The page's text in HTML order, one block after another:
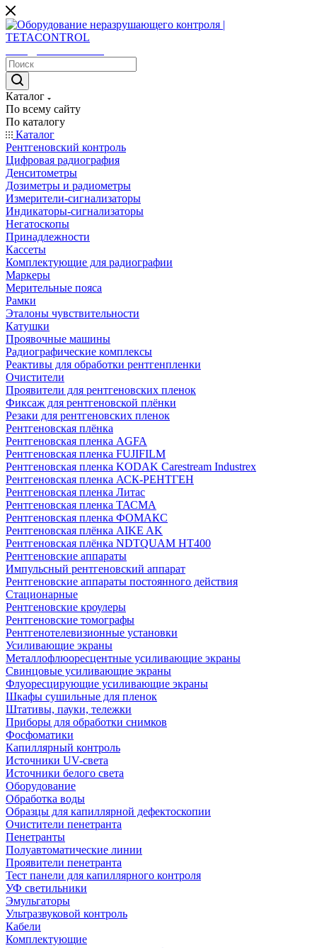
Каталог
По всему сайту
По каталогу
Каталог
Рентгеновский контроль
Цифровая радиография
Денситометры
Дозиметры и радиометры
Измерители-сигнализаторы
Индикаторы-сигнализаторы
Негатоскопы
Принадлежности
Кассеты
Комплектующие для радиографии
Маркеры
Мерительные пояса
Рамки
Эталоны чувствительности
Катушки
Проявочные машины
Радиографические комплексы
Реактивы для обработки рентгенпленки
Очистители
Проявители для рентгеновских пленок
Фиксаж для рентгеновской плёнки
Резаки для рентгеновских пленок
Рентгеновская плёнка
Рентгеновская пленка AGFA
Рентгеновская пленка FUJIFILM
Рентгеновская пленка KODAK Carestream Industrex
Рентгеновская пленка АСК-РЕНТГЕН
Рентгеновская пленка Литас
Рентгеновская пленка ТАСМА
Рентгеновская пленка ФОМАКС
Рентгеновская плёнка AIKE AK
Рентгеновская плёнка NDTQUAM HT400
Рентгеновские аппараты
Импульсный рентгеновский аппарат
Рентгеновские аппараты постоянного действия
Стационарные
Рентгеновские кроулеры
Рентгеновские томографы
Рентгенотелевизионные установки
Усиливающие экраны
Металлофлюоресцентные усиливающие экраны
Свинцовые усиливающие экраны
Флуоресцирующие усиливающие экраны
Шкафы сушильные для пленок
Штативы, пауки, тележки
Приборы для обработки снимков
Фосфоматики
Капиллярный контроль
Источники UV-света
Источники белого света
Оборудование
Обработка воды
Образцы для капиллярной дефектоскопии
Очистители пенетранта
Пенетранты
Полуавтоматические линии
Проявители пенетранта
Тест панели для капиллярного контроля
УФ светильники
Эмульгаторы
Ультразвуковой контроль
Кабели
Комплектующие